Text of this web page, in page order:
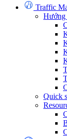
Traffic
Hướng
Quick